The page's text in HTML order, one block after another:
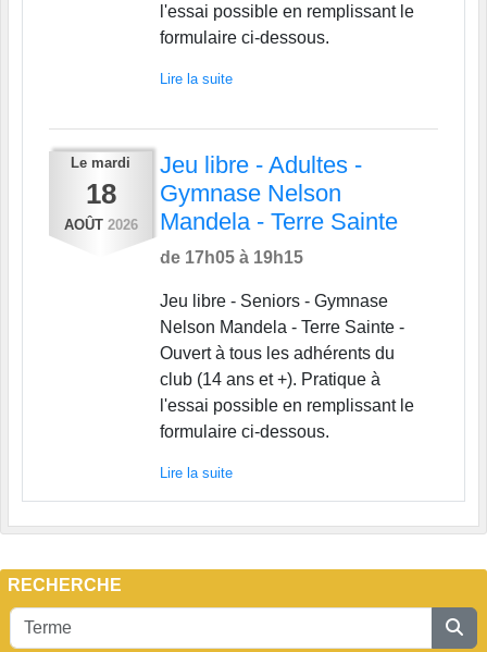
l'essai possible en remplissant le
formulaire ci-dessous.
Lire la suite
Le mardi
18
AOÛT 2026
Jeu libre - Adultes -
Gymnase Nelson
Mandela - Terre Sainte
de 17h05 à 19h15
Jeu libre - Seniors - Gymnase
Nelson Mandela - Terre Sainte -
Ouvert à tous les adhérents du
club (14 ans et +). Pratique à
l'essai possible en remplissant le
formulaire ci-dessous.
Lire la suite
RECHERCHE